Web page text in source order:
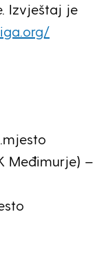
Izvještaj je
Međimurje) –